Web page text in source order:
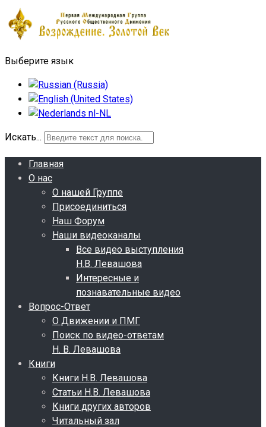
Выберите язык
Искать...
Главная
О нас
О нашей Группе
Присоединиться
Наш Форум
Наши видеоканалы
Все видео выступления
Н.В. Левашова
Интересные и
познавательные видео
Вопрос-Ответ
О Движении и ПМГ
Поиск по видео-ответам
Н. В. Левашова
Книги
Книги Н.В. Левашова
Статьи Н.В. Левашова
Книги других авторов
Читальный зал